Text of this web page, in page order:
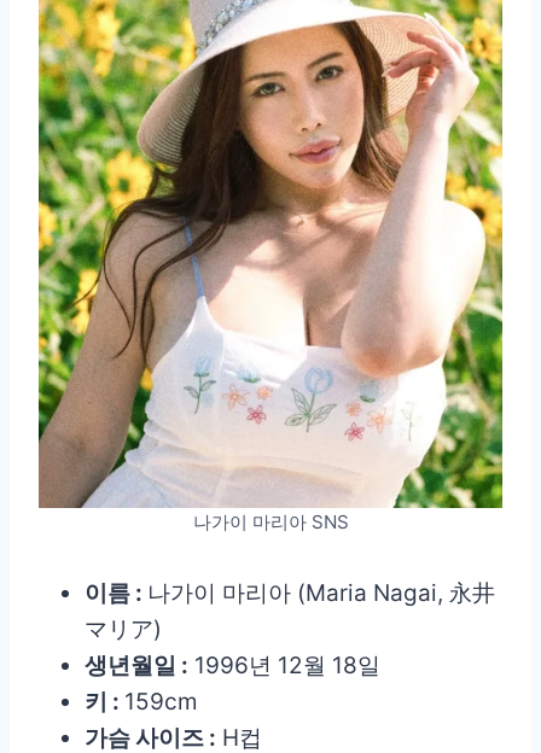
나가이 마리아 SNS
이름 : 나가이 마리아 (Maria Nagai, 永井
マリア)
생년월일 : 1996년 12월 18일
키 : 159cm
가슴 사이즈 : H컵